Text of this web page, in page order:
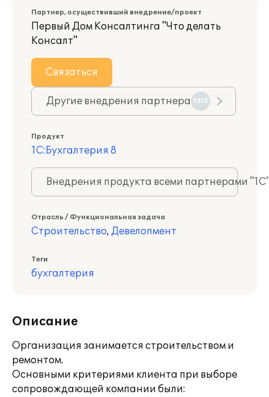
Партнер, осуществивший внедрение/проект
Первый Дом Консалтинга "Что делать
Консалт"
Связаться
Другие внедрения партнера 1515
Продукт
1С:Бухгалтерия 8
Внедрения продукта всеми партнерами
Отрасль / Функциональная задача
Строительство, Девелопмент
Теги
бухгалтерия
Описание
Организация занимается строительством и
ремонтом.
Основными критериями клиента при выборе
сопровождающей компании были: